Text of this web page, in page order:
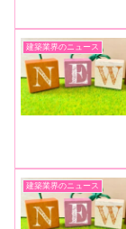
建築業界のニュース
建築業界のニュース